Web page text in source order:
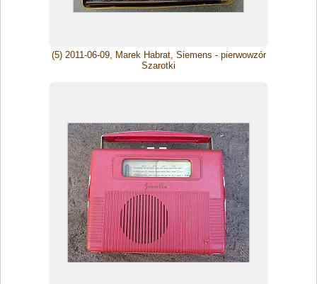
(5) 2011-06-09, Marek Habrat, Siemens - pierwowzór
Szarotki